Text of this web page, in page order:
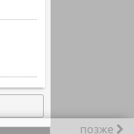
позже